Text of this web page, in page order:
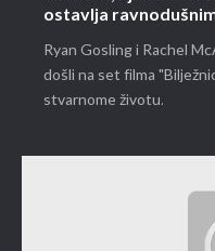
ostavlja
Ryan Gosling i Rachel
došli na set filma
stvarnome životu.